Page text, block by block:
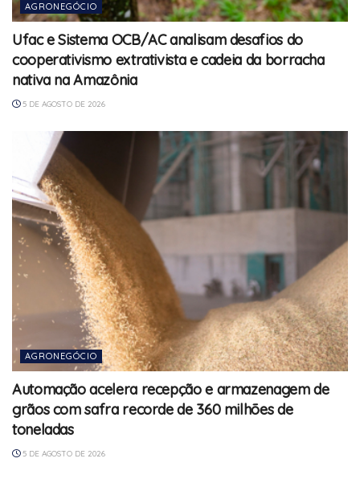
AGRONEGÓCIO
Ufac e Sistema OCB/AC analisam desafios do
cooperativismo extrativista e cadeia da borracha
nativa na Amazônia
5 DE AGOSTO DE 2026
AGRONEGÓCIO
Automação acelera recepção e armazenagem de
grãos com safra recorde de 360 milhões de
toneladas
5 DE AGOSTO DE 2026